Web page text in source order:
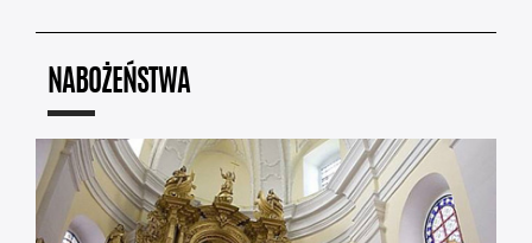
NABOŻEŃSTWA